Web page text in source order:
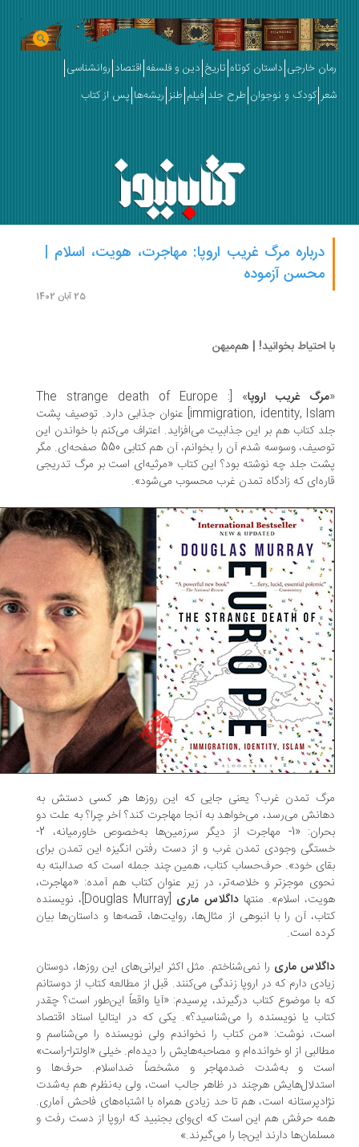
خارجی داستان کوتاه تاریخ دین و فلسفه اقتصاد روانشناسی
کودک و نوجوان طرح جلد فیلم طنز ریشه‌ها پس از کتاب
درباره مرگ غریب اروپا: مهاجرت، هویت، اسلام |
محسن آزموده
احتیاط بخوانید! | هم‌میهن
غریب اروپا
» [The strange death of Europe :
immigration, identity, Islam] عنوان جذابی دارد. توصیف پشت
کتاب هم بر این جذابیت می‌افزاید. اعتراف می‌کنم با خواندن این
توصیف، وسوسه شدم آن را بخوانم، آن هم کتابی 550 صفحه‌ای. مگر
جلد چه نوشته بود؟ این کتاب «مرثیه‌ای است بر مرگ تدریجی
که زادگاه تمدن غرب محسوب می‌شود».
تمدن غرب؟ یعنی جایی که این روزها هر کسی دستش به
می‌رسد، می‌خواهد به آنجا مهاجرت کند؟ آخر چرا؟ به علت دو
بحران: «1- مهاجرت از دیگر سرزمین‌ها به‌خصوص خاورمیانه، 2-
وجودی تمدن غرب و از دست رفتن انگیزه این تمدن برای
خود». حرف‌حساب کتاب، همین چند جمله است که صدالبته به
موجزتر و خلاصه‌تر، در زیر عنوان کتاب هم آمده: «مهاجرت،
اسلام». منتهاداگلاس ماری
[Douglas Murray]، نویسنده
آن را با انبوهی از مثال‌ها، روایت‌ها، قصه‌ها و داستان‌ها بیان
است.
ماریرا نمی‌شناختم. مثل اکثر ایرانی‌های این روزها، دوستان
دارم که در اروپا زندگی می‌کنند. قبل از مطالعه کتاب از دوستانم
با موضوع کتاب درگیرند، پرسیدم: «آیا واقعاً این‌طور است؟ چقدر
یا نویسنده را می‌شناسید؟». یکی که در ایتالیا استاد اقتصاد
نوشت: «من کتاب را نخواندم ولی نویسنده را می‌شناسم و
از او خوانده‌ام و مصاحبه‌هایش را دیده‌ام. خیلی «اولترا-راست»
و به‌شدت ضدمهاجر و مشخصاً ضداسلام. حرف‌ها و
هرچند در ظاهر جالب است، ولی به‌نظرم هم به‌شدت
است، هم تا حد زیادی همراه با اشتباه‌های فاحش آماری.
حرفش هم این است که ای‌وای بجنبید که اروپا از دست رفت و
دارند این‌جا را می‌گیرند.»